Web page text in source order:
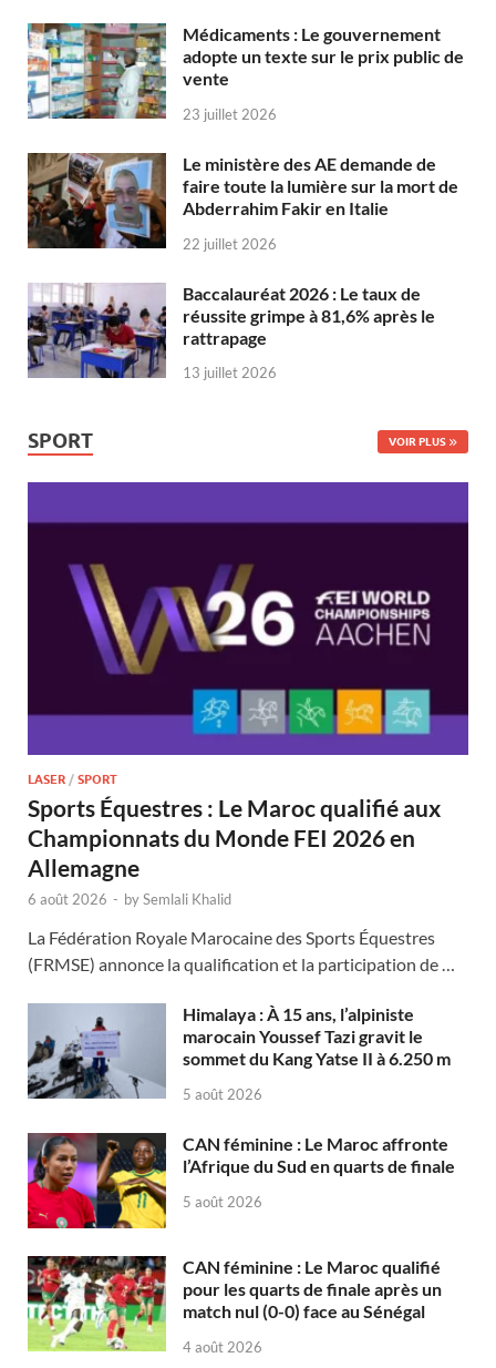
Médicaments : Le gouvernement
adopte un texte sur le prix public de
vente
23 juillet 2026
Le ministère des AE demande de
faire toute la lumière sur la mort de
Abderrahim Fakir en Italie
22 juillet 2026
Baccalauréat 2026 : Le taux de
réussite grimpe à 81,6% après le
rattrapage
13 juillet 2026
SPORT VOIR PLUS
LASER / SPORT
Sports Équestres : Le Maroc qualifié aux
Championnats du Monde FEI 2026 en
Allemagne
6 août 2026 - bySemlali Khalid
La Fédération Royale Marocaine des Sports Équestres
(FRMSE) annonce la qualification et la participation de …
Himalaya : À 15 ans, l’alpiniste
marocain Youssef Tazi gravit le
sommet du Kang Yatse II à 6.250 m
5 août 2026
CAN féminine : Le Maroc affronte
l’Afrique du Sud en quarts de finale
5 août 2026
CAN féminine : Le Maroc qualifié
pour les quarts de finale après un
match nul (0-0) face au Sénégal
4 août 2026